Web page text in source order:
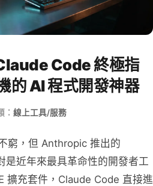
Code 終極指
的 AI 程式開發神器
： 線上工具/服務
窮，但 Anthropic 推出的
是近年來最具革命性的開發者工
擴充套件，Claude Code 直接進